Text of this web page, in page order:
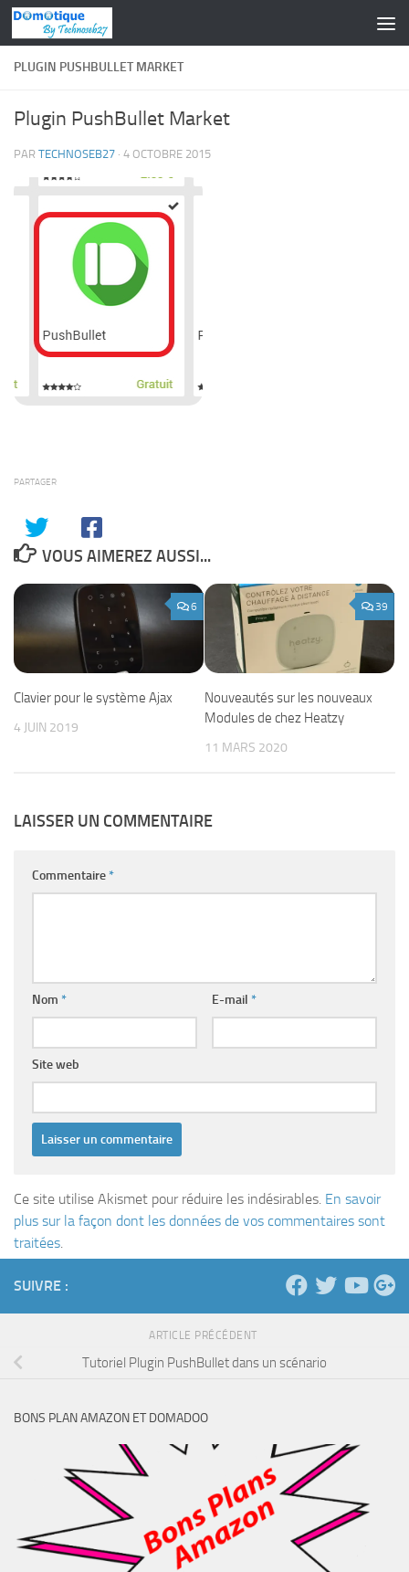
Skip to content
PLUGIN PUSHBULLET MARKET
Plugin PushBullet Market
PAR TECHNOSEB27 · 4 OCTOBRE 2015
PARTAGER
VOUS AIMEREZ AUSSI...
6
Clavier pour le système Ajax
4 JUIN 2019
39
Nouveautés sur les nouveaux
Modules de chez Heatzy
11 MARS 2020
LAISSER UN COMMENTAIRE
Commentaire*
Nom * E-mail *
Site web
Ce site utilise Akismet pour réduire les indésirables. En savoir
plus sur la façon dont les données de vos commentaires sont
traitées.
SUIVRE :
ARTICLE PRÉCÉDENT
Tutoriel Plugin PushBullet dans un scénario
BONS PLAN AMAZON ET DOMADOO